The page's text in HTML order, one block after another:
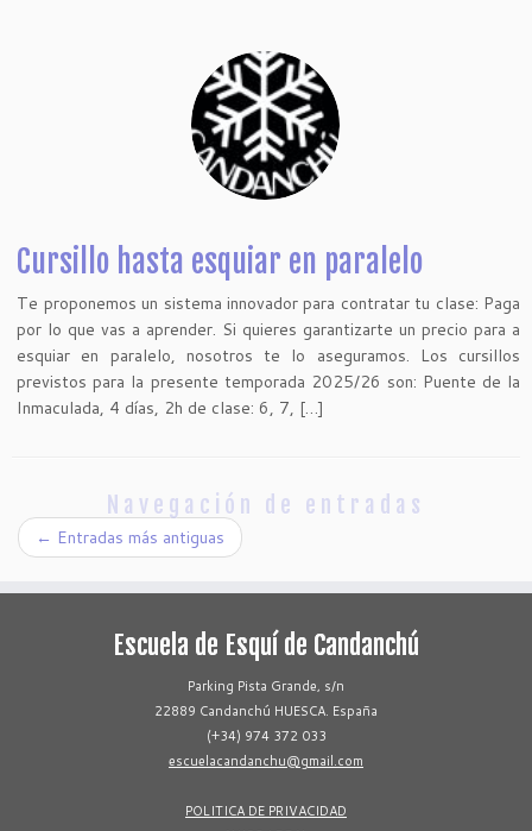
Cursillo hasta esquiar en paralelo
Te proponemos un sistema innovador para contratar tu clase: Paga
por lo que vas a aprender. Si quieres garantizarte un precio para a
esquiar en paralelo, nosotros te lo aseguramos. Los cursillos
previstos para la presente temporada 2025/26 son: Puente de la
Inmaculada, 4 días, 2h de clase: 6, 7, […]
Navegación de entradas
← Entradas más antiguas
Escuela de Esquí de Candanchú
Parking Pista Grande, s/n
22889 Candanchú HUESCA. España
(+34) 974 372 033
escuelacandanchu@gmail.com
POLITICA DE PRIVACIDAD